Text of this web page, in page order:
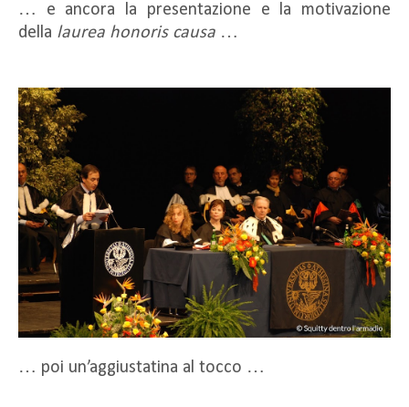
… e ancora la presentazione e la motivazione
della laurea honoris causa …
… poi un’aggiustatina al tocco …